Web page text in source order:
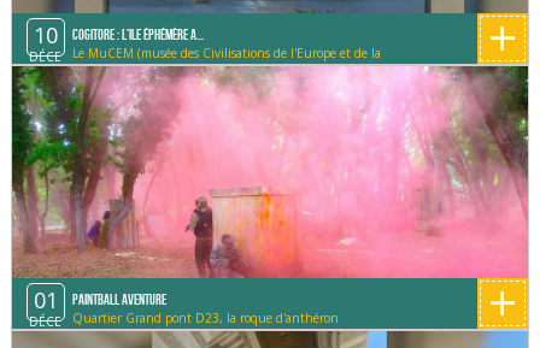
10
DÉCE
Cogitore : L'ile éphémère a...
Le MuCEM (musée des Civilisations de l'Europe et de la
Méditerranée)
+
01
DÉCE
Paintball Aventure
Quartier Grand pont D23, la roque d'anthéron +